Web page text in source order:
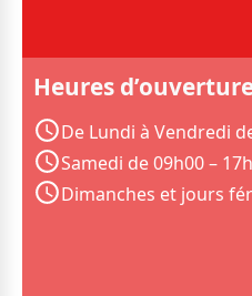
Heures
De Lundi à Vendredi
Samedi de 09h00 –
Dimanches et jours